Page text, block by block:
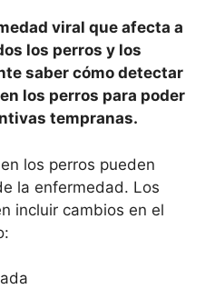
viral que afecta a
los perros y los
saber cómo detectar
los perros para poder
tempranas.
los perros pueden
la enfermedad. Los
incluir cambios en el